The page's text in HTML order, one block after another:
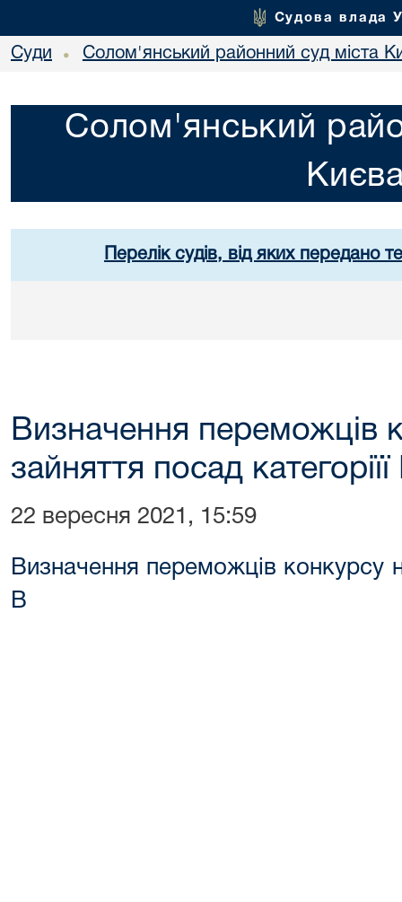
Судова влада
Суди • Солом'янський районний суд міста
Солом'янський
Перелік судів, від яких передано
Визначення переможців
зайняття посад
22 вересня 2021, 15:59
Визначення переможців конкурсу
В